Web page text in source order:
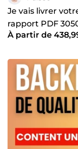
Je vais livrer
rapport PDF
priorisé
À partir de